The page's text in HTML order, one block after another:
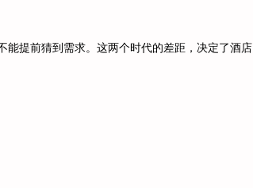
能提前猜到需求。这两个时代的差距，决定了酒店